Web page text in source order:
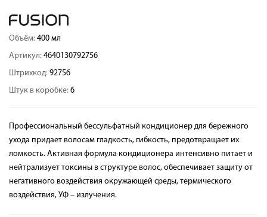
Объём: 400 мл
Артикул: 4640130792756
Штрихкод: 92756
Штук в коробке: 6
Профессиональный бессульфатный кондиционер для бережного
ухода придает волосам гладкость, гибкость, предотвращает их
ломкость. Активная формула кондиционера интенсивно питает и
нейтрализует токсины в структуре волос, обеспечивает защиту от
негативного воздействия окружающей среды, термического
воздействия, УФ – излучения.